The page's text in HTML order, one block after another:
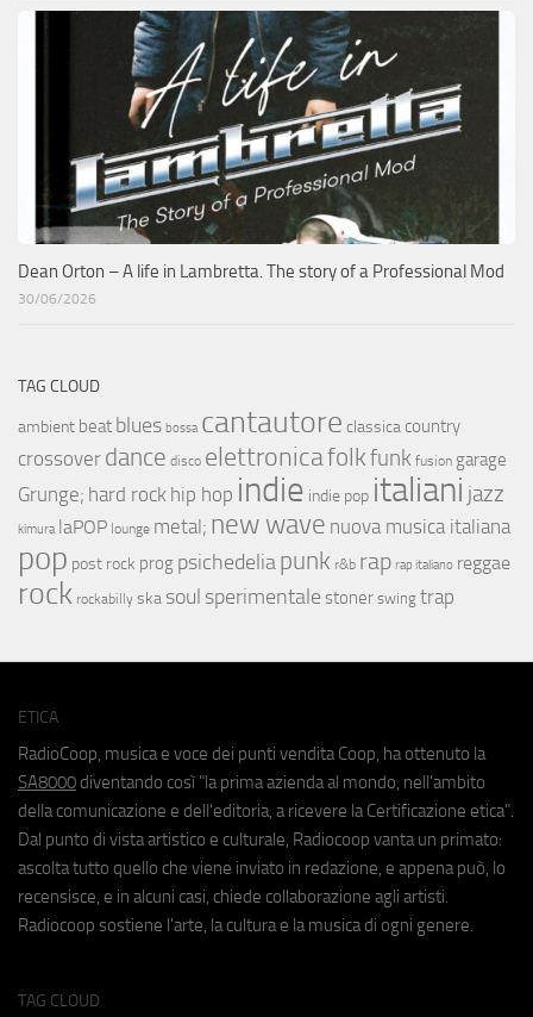
Dean Orton – A life in Lambretta. The story of a Professional Mod
30/06/2026
TAG CLOUD
ambient beat blues bossa cantautore classica country
crossover dance disco elettronicafolkfunk fusion garage
Grunge; hard rock hip hop indie indie pop italiani jazz
kimura laPOP lounge metal; new wave nuova musica italiana
pop post rock prog psichedeliapunk r&b rap rap italiano reggae
rock rockabilly ska soul sperimentale stoner swing trap
ETICA
RadioCoop, musica e voce dei punti vendita Coop, ha ottenuto la
SA8000 diventando così "la prima azienda al mondo, nell'ambito
della comunicazione e dell'editoria, a ricevere la Certificazione etica".
Dal punto di vista artistico e culturale, Radiocoop vanta un primato:
ascolta tutto quello che viene inviato in redazione, e appena può, lo
recensisce, e in alcuni casi, chiede collaborazione agli artisti.
Radiocoop sostiene l'arte, la cultura e la musica di ogni genere.
TAG CLOUD